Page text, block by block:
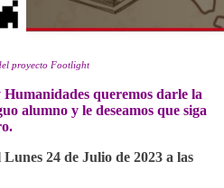
proyecto Footlight
queremos darle la
alumno y le deseamos que siga
24 de Julio de 2023 a las